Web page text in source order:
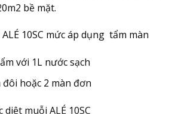
bề mặt.
10SC mức áp dụng tẩm màn
với 1L nước sạch
đôi hoặc 2 màn đơn
muỗi ALÉ 10SC